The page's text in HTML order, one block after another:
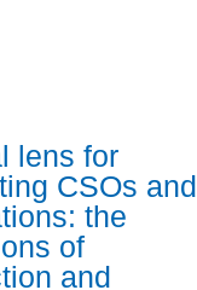
lens for
CSOs and
the
of
and